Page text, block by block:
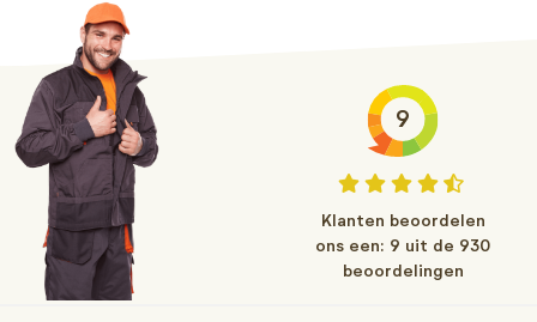
9
Klanten beoordelen
ons een: 9 uit de 930
beoordelingen